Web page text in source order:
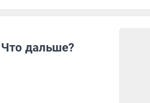
Что дальше?